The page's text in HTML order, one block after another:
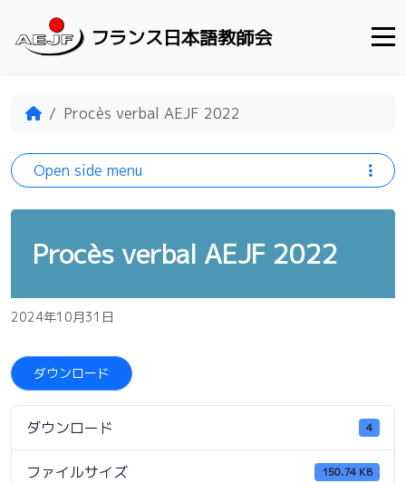
フランス日本語教師会
HomeProcès verbal AEJF 2022
Procès verbal AEJF 2022
2024年10月31日
ダウンロード
ダウンロード 4
ファイルサイズ 150.74 KB
Open side menu